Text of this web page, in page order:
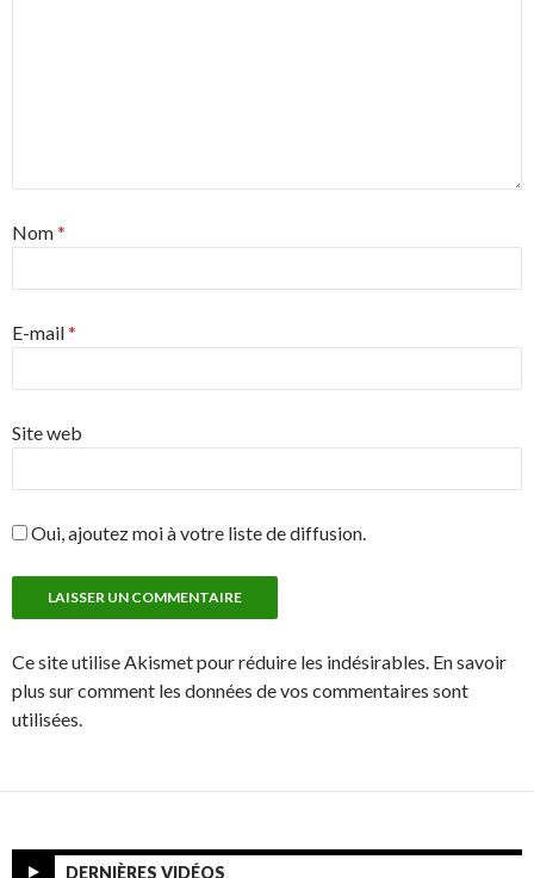
Nom*
E-mail*
Site web
Oui, ajoutez moi à votre liste de diffusion.
Ce site utilise Akismet pour réduire les indésirables. En savoir
plus sur comment les données de vos commentaires sont
utilisées.
DERNIÈRES VIDÉOS